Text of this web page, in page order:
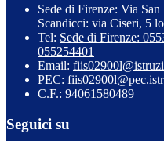
Sede di Firenze: Via
Scandicci: via Ciseri, 5
Tel: Sede di Firenze:
055254401
Email:
PEC:
C.F.: 94061580489
Seguici su